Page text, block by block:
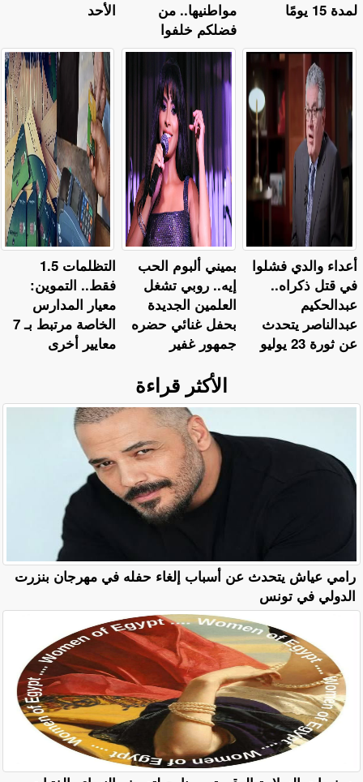
الأحد
مواطنيها.. من
فضلكم خلفوا
لمدة 15 يومًا
التظلمات 1.5
فقط.. التموين:
معيار المدارس
الخاصة مرتبط بـ 7
معايير أخرى
بميني ألبوم الحب
إيه.. روبي تشغل
العلمين الجديدة
بحفل غنائي حضره
جمهور غفير
أعداء والدي فشلوا
في قتل ذكراه..
عبدالحكيم
عبدالناصر يتحدث
عن ثورة 23 يوليو
الأكثر قراءة
رامي عياش يتحدث عن أسباب إلغاء حفله في مهرجان بنزرت
الدولي في تونس